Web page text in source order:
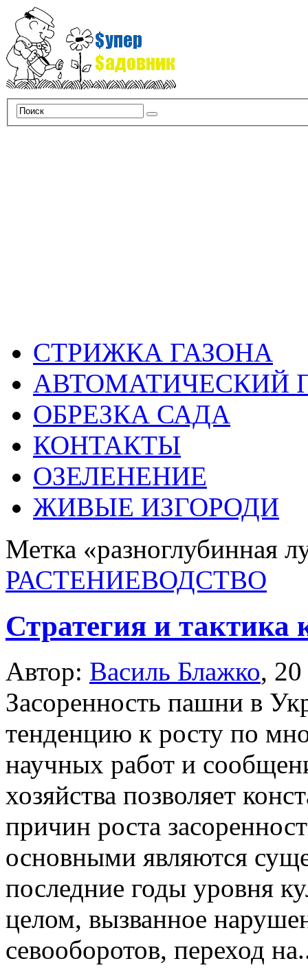
СТРИЖКА ГАЗОНА
АВТОМАТИЧЕСКИЙ
ОБРЕЗКА САДА
КОНТАКТЫ
ОЗЕЛЕНЕНИЕ
ЖИВЫЕ ИЗГОРОДИ
Метка «разноглубинная
РАСТЕНИЕВОДСТВО
Стратегия и тактика
Автор: Василь Блажко,
Засоренность пашни в
тенденцию к росту по
научных работ и
хозяйства позволяет
причин роста
основными являются
последние годы уровня
целом, вызванное
севооборотов, переход